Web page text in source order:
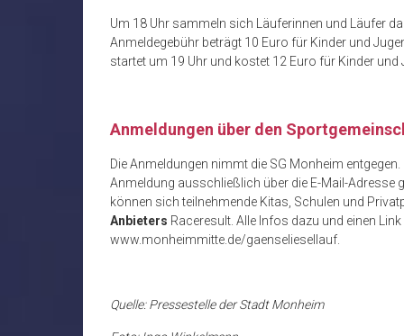
Um 18 Uhr sammeln sich Läuferinnen und Läufer
Anmeldegebühr beträgt 10 Euro für Kinder und
startet um 19 Uhr und kostet 12 Euro für Kinder
Anmeldungen über den
Die Anmeldungen nimmt die SG Monheim
Anmeldung ausschließlich über die E-Mail-Adresse
können sich teilnehmende Kitas, Schulen und
Anbieters Raceresult. Alle Infos dazu und einen
www.monheimmitte.de/gaenseliesellauf.
Quelle: Pressestelle der Stadt Monheim